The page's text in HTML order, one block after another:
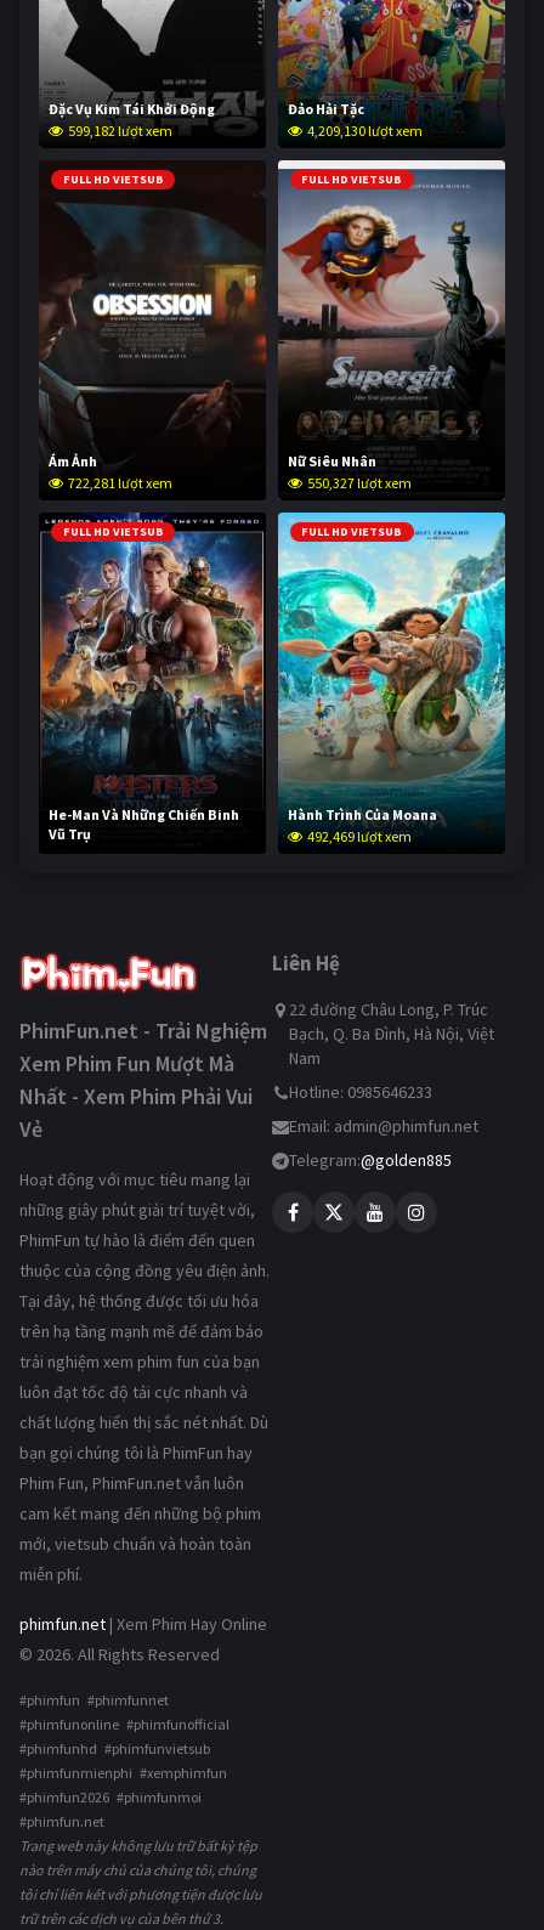
Đặc Vụ Kim Tái Khởi Động
599,182 lượt xem
Đảo Hải Tặc
4,209,130 lượt xem
FULL HD VIETSUB
Ám Ảnh
722,281 lượt xem
FULL HD VIETSUB
Nữ Siêu Nhân
550,327 lượt xem
FULL HD VIETSUB
He-Man Và Những Chiến Binh
Vũ Trụ
241,354 lượt xem
FULL HD VIETSUB
Hành Trình Của Moana
492,469 lượt xem
PhimFun.net - Trải Nghiệm
Xem Phim Fun Mượt Mà
Nhất - Xem Phim Phải Vui
Vẻ
Hoạt động với mục tiêu mang lại
những giây phút giải trí tuyệt vời,
PhimFun tự hào là điểm đến quen
thuộc của cộng đồng yêu điện ảnh.
Tại đây, hệ thống được tối ưu hóa
trên hạ tầng mạnh mẽ để đảm bảo
trải nghiệm xem phim fun của bạn
luôn đạt tốc độ tải cực nhanh và
chất lượng hiển thị sắc nét nhất. Dù
bạn gọi chúng tôi là PhimFun hay
Phim Fun, PhimFun.net vẫn luôn
cam kết mang đến những bộ phim
mới, vietsub chuẩn và hoàn toàn
miễn phí.
phimfun.net | Xem Phim Hay Online
© 2026. All Rights Reserved
#phimfun #phimfunnet
#phimfunonline #phimfunofficial
#phimfunhd #phimfunvietsub
#phimfunmienphi #xemphimfun
#phimfun2026 #phimfunmoi
#phimfun.net
Trang web này không lưu trữ bất kỳ tệp
nào trên máy chủ của chúng tôi, chúng
tôi chỉ liên kết với phương tiện được lưu
trữ trên các dịch vụ của bên thứ 3.
Liên Hệ
22 đường Châu Long, P. Trúc
Bạch, Q. Ba Đình, Hà Nội, Việt
Nam
Hotline: 0985646233
Email: admin@phimfun.net
Telegram:@golden885